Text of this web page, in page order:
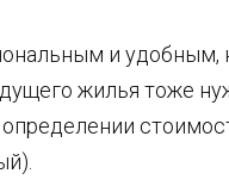
и удобным,
жилья тоже